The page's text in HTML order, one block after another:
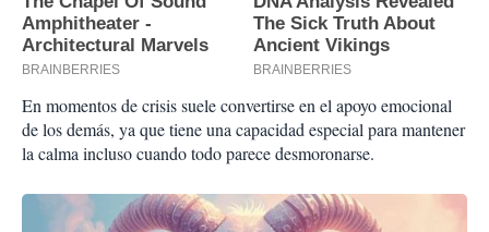
En momentos de crisis suele convertirse en el apoyo emocional
de los demás, ya que tiene una capacidad especial para mantener
la calma incluso cuando todo parece desmoronarse.